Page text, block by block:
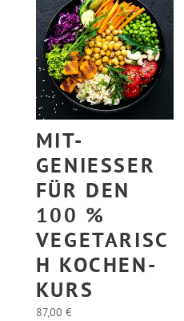
MIT-
GENIESSER F
ÜR DEN 1
00 % V
EGETARISCH
KOCHEN-K
URS
87,00 €